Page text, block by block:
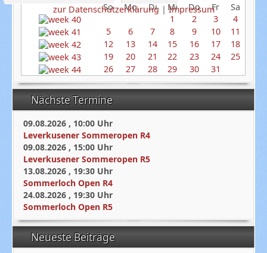
So
Mo Di Mi Do Fr
Sa
1
2 3
4
5
6 7 8 9 10
11
12
13 14 15 16 17
18
19
20 21 22 23 24
25
26
27 28 29 30 31
Nächste Termine
09.08.2026 , 10:00 Uhr
Leverkusener Sommeropen R4
09.08.2026 , 15:00 Uhr
Leverkusener Sommeropen R5
13.08.2026 , 19:30 Uhr
Sommerloch Open R4
24.08.2026 , 19:30 Uhr
Sommerloch Open R5
Neueste Beiträge
zur Datenschutzerklärung |Impressum